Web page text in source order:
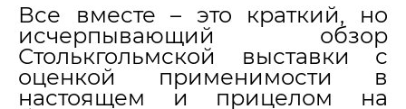
Все вместе – это краткий, но
исчерпывающий обзор
Столькгольмской выставки с
оценкой применимости в
настоящем и прицелом на